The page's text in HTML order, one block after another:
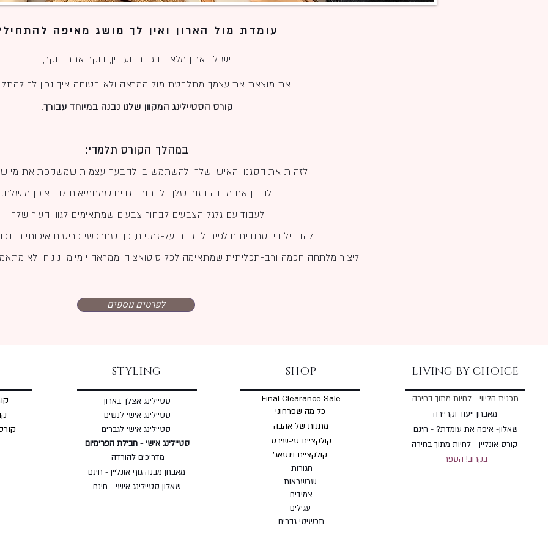
עומדת מול הארון ואין לך מושג מאיפה
יש לך ארון מלא בבגדים, ועדיין, בוקר אחר בוקר,
את מוצאת את עצמך מתלבטת מול המראה ולא בטוחה איך נכון לך
קורס הסטיילינג המקוון שלנו נבנה במיוחד עבורך.
במהלך הקורס תלמדי:
לזהות את הסגנון האישי שלך ולהשתמש בו להבעה עצמית שמשקפת את מי
להבין את מבנה הגוף שלך ולבחור בגדים שמחמיאים לו באופן מושלם.
לעבוד עם גלגל הצבעים לבחור צבעים שמתאימים לגוון העור שלך.
להבדיל בין טרנדים חולפים לבגדים על-זמניים, כך שתרכשי פריטים איכותיים
ליצור מלתחה חכמה ורב-תכליתית שמתאימה לכל סיטואציה, ממראה יומיומי נינוח ולא
לפרטים נוספים
STYLING
סטיילינג אצלך בארון
סטיילינג אישי לנשים
סטיילינג אישי לגברים
סטיילינג אישי - חבילת הפרימיום
שאלון סטיילינג אישי - חינם
SHOP
Final Clearance Sale
כל מה שפרחוני
מתנות של אהבה
קולקציית וינטאג'
קולקציית טי-שירט
חגורות
שרשראות
צמידים
עגילים
תכשיטי גברים
LIVING BY CHOICE
תכנית הליווי -לחיות מתוך בחירה
מאבחן ייעוד וקריירה
שאלון- איפה את עומדת? - חינם
קורס אונליין - לחיות מתוך בחירה
בקרוב! הספר
מדריכים להורדה
מאבחן מבנה גוף אונליין - חינם